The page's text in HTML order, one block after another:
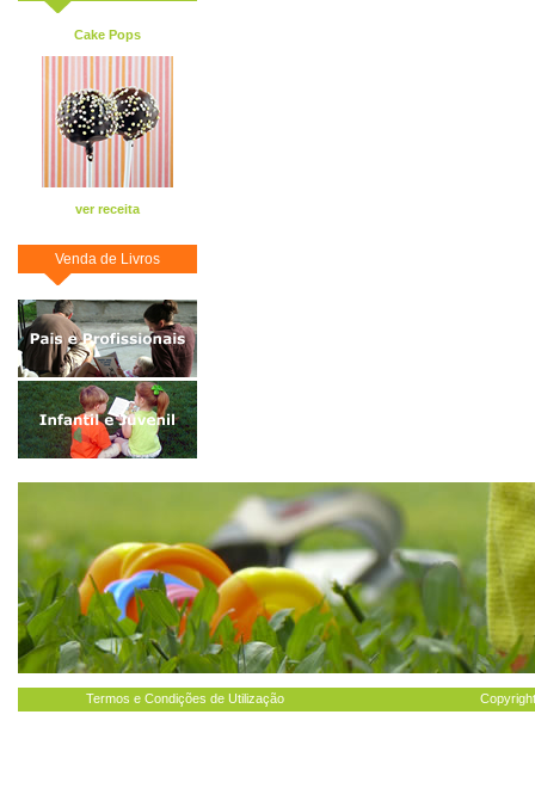
Cake Pops
ver receita
Venda de Livros
Termos e Condições de Utilização